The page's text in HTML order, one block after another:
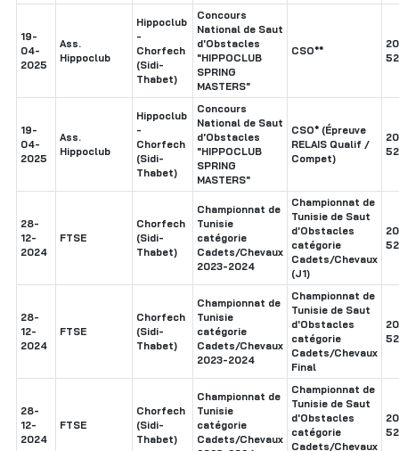
19-
04-
2025
Ass.
Hippoclub
Hippoclub
-
Chorfech
(Sidi-
Thabet)
Concours
National de Saut
d'Obstacles
"HIPPOCLUB
SPRING
MASTERS"
CSO**
19-
04-
2025
Ass.
Hippoclub
Hippoclub
-
Chorfech
(Sidi-
Thabet)
Concours
National de Saut
d'Obstacles
"HIPPOCLUB
SPRING
MASTERS"
CSO* (Épreuve
RELAIS Qualif /
Compet)
28-
12-
2024
FTSE
Chorfech
(Sidi-
Thabet)
Championnat de
Tunisie
catégorie
Cadets/Chevaux
2023-2024
Championnat de
Tunisie de Saut
d'Obstacles
catégorie
Cadets/Chevaux
(J1)
28-
12-
2024
FTSE
Chorfech
(Sidi-
Thabet)
Championnat de
Tunisie
catégorie
Cadets/Chevaux
2023-2024
Championnat de
Tunisie de Saut
d'Obstacles
catégorie
Cadets/Chevaux
Final
28-
12-
2024
FTSE
Chorfech
(Sidi-
Thabet)
Championnat de
Tunisie
catégorie
Cadets/Chevaux
Championnat de
Tunisie de Saut
d'Obstacles
catégorie
Cadets/Chevaux